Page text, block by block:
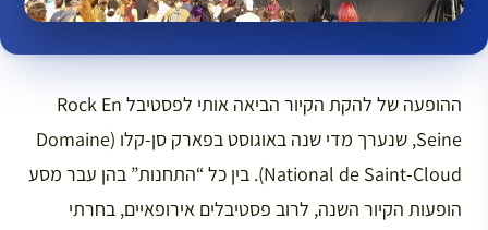
ההופעה של להקת הקיור הביאה אותי לפסטיבל Rock En
Seine, שנערך מדי שנה באוגוסט בפארק סן-קלו (Domaine
National de Saint-Cloud). בין כל “התחנות” בהן עבר מסע
הופעות הקיור השנה, לרוב פסטיבלים אירופאיים, בחרתי